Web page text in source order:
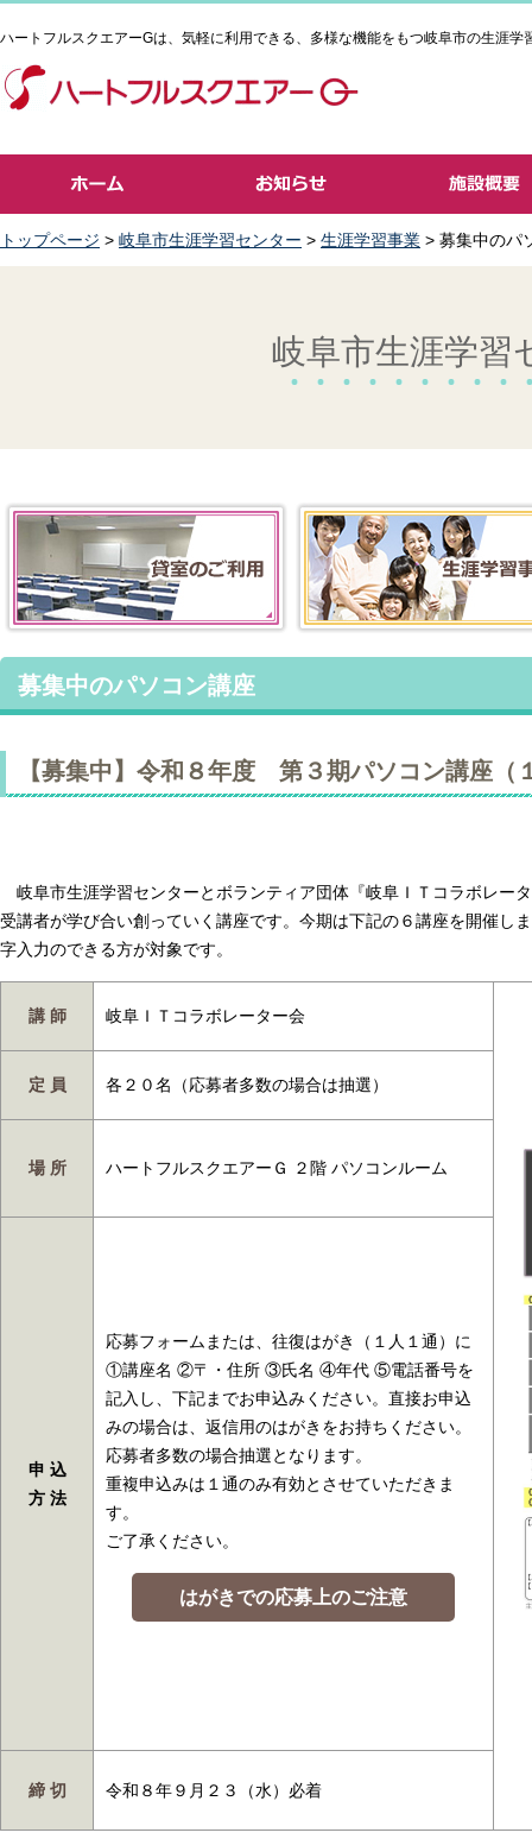
ハートフルスクエアーGは、気軽に利用できる、多様な機能をもつ岐阜市の生涯学
トップページ > 岐阜市生涯学習センター > 生涯学習事業 > 募集中のパ
岐阜市生涯学習
募集中のパソコン講座
【募集中】令和８年度 第３期パソコン講座（
岐阜市生涯学習センターとボランティア団体『岐阜ＩＴコラボレー
受講者が学び合い創っていく講座です。今期は下記の６講座を開催し
字入力のできる方が対象です。
講 師 岐阜ＩＴコラボレーター会
定 員 各２０名（応募者多数の場合は抽選）
場 所 ハートフルスクエアーＧ ２階 パソコンルーム
申 込
方 法
応募フォームまたは、往復はがき（１人１通）に
①講座名 ②〒・住所 ③氏名 ④年代 ⑤電話番号を
記入し、下記までお申込みください。直接お申込
みの場合は、返信用のはがきをお持ちください。
応募者多数の場合抽選となります。
重複申込みは１通のみ有効とさせていただきま
す。
ご了承ください。
はがきでの応募上のご注意
締 切 令和８年９月２３（水）必着